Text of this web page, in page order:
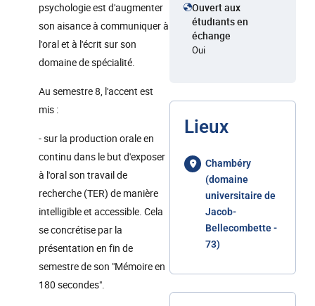
psychologie est d'augmenter
son aisance à communiquer à
l'oral et à l'écrit sur son
domaine de spécialité.
Au semestre 8, l'accent est
mis :
- sur la production orale en
continu dans le but d'exposer
à l'oral son travail de
recherche (TER) de manière
intelligible et accessible. Cela
se concrétise par la
présentation en fin de
semestre de son "Mémoire en
180 secondes".
Ouvert aux
étudiants en
échange
Oui
Lieux
Chambéry
(domaine
universitaire de
Jacob-
Bellecombette -
73)